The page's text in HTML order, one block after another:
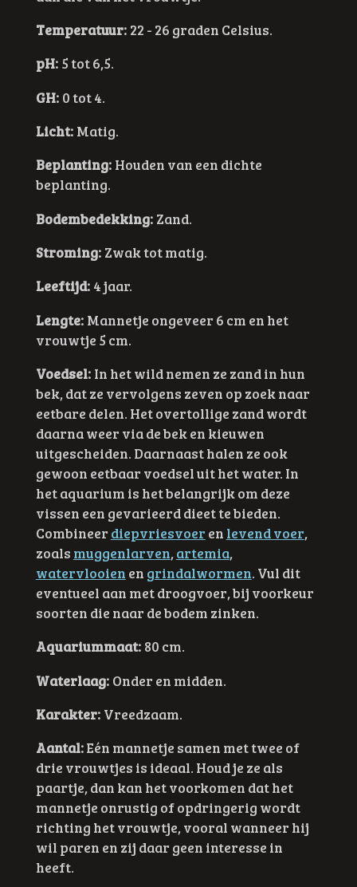
Temperatuur: 22 - 26 graden Celsius.
pH:5 tot 6,5.
GH:0 tot 4.
Licht:Matig.
Beplanting:Houden van een dichte
beplanting.
Bodembedekking:Zand.
Stroming:Zwak tot matig.
Leeftijd:4 jaar.
Lengte:Mannetje ongeveer 6 cm en het
vrouwtje 5 cm.
Voedsel:In het wild nemen ze zand in hun
bek, dat ze vervolgens zeven op zoek naar
eetbare delen. Het overtollige zand wordt
daarna weer via de bek en kieuwen
uitgescheiden. Daarnaast halen ze ook
gewoon eetbaar voedsel uit het water. In
het aquarium is het belangrijk om deze
vissen een gevarieerd dieet te bieden.
Combineer diepvriesvoer en levend voer,
zoals muggenlarven,artemia,
watervlooien en grindalwormen. Vul dit
eventueel aan met droogvoer, bij voorkeur
soorten die naar de bodem zinken.
Aquariummaat:80 cm.
Waterlaag:Onder en midden.
Karakter:Vreedzaam.
Aantal:Eén mannetje samen met twee of
drie vrouwtjes is ideaal. Houd je ze als
paartje, dan kan het voorkomen dat het
mannetje onrustig of opdringerig wordt
richting het vrouwtje, vooral wanneer hij
wil paren en zij daar geen interesse in
heeft.